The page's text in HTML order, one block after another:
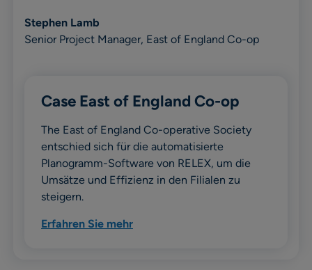
Stephen Lamb
Senior Project Manager, East of England Co-op
Case East of England Co-op
The East of England Co-operative Society
entschied sich für die automatisierte
Planogramm-Software von RELEX, um die
Umsätze und Effizienz in den Filialen zu
steigern.
Erfahren Sie mehr